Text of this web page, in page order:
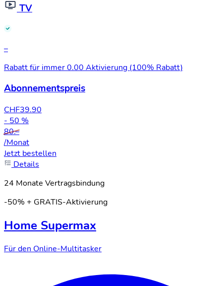
TV
–
Rabatt für immer0.00 Aktivierung (100% Rabatt)
Abonnementspreis
CHF39.90
- 50 %
80.–
/Monat
Jetzt bestellen
Details
24 Monate Vertragsbindung
-50% + GRATIS-Aktivierung
Home Supermax
Für den Online-Multitasker